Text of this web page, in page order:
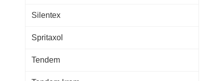
Silentex
Spritaxol
Tendem